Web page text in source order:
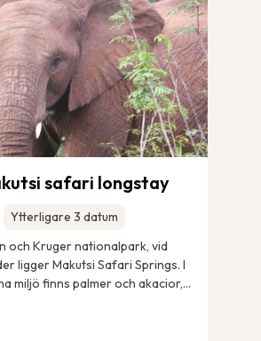
safari longstay
Ytterligare 3 datum
och Kruger nationalpark, vid
ligger Makutsi Safari Springs. I
miljö finns palmer och akacior,